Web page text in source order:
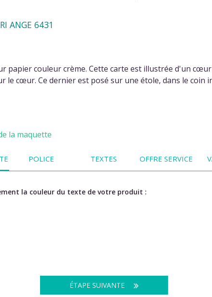
ANGE 6431
papier couleur crème. Cette carte est illustrée d'un
le cœur. Ce dernier est posé sur une étole, dans le coin
la maquette
POLICE TEXTES OFFRE SERVICE
la couleur du texte de votre produit :
ÉTAPE SUIVANTE